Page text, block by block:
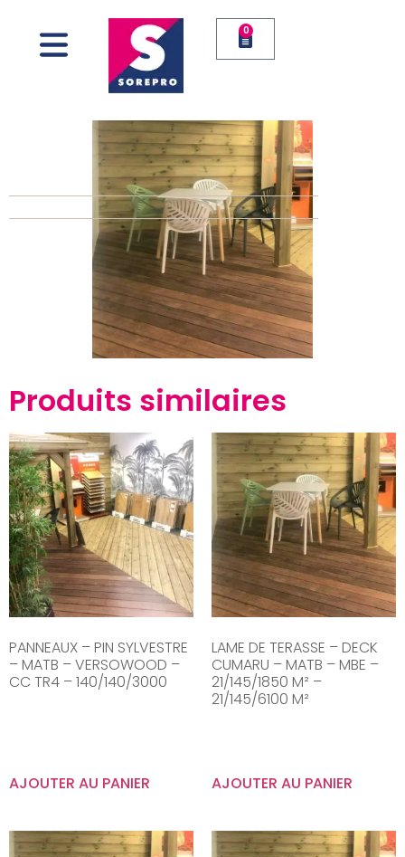
0
Produits similaires
PANNEAUX – PIN SYLVESTRE
– MATB – VERSOWOOD –
CC TR4 – 140/140/3000
AJOUTER AU PANIER
LAME DE TERASSE – DECK
CUMARU – MATB – MBE –
21/145/1850 M² –
21/145/6100 M²
AJOUTER AU PANIER